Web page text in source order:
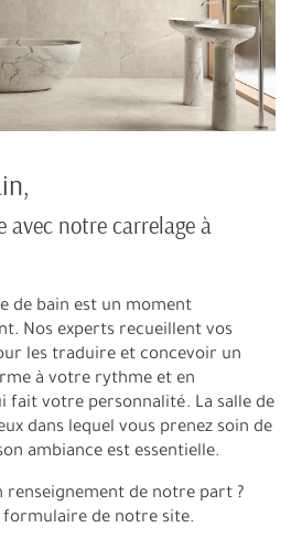
avec notre carrelage à
de bain est un moment
Nos experts recueillent vos
les traduire et concevoir un
à votre rythme et en
fait votre personnalité. La salle de
dans lequel vous prenez soin de
ambiance est essentielle.
renseignement de notre part ?
formulaire de notre site.